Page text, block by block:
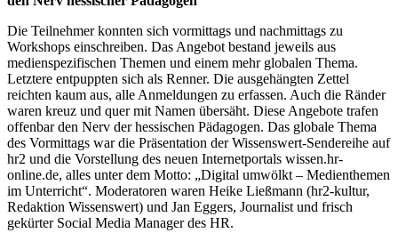
Die Teilnehmer konnten sich vormittags und nachmittags zu
Workshops einschreiben. Das Angebot bestand jeweils aus
medienspezifischen Themen und einem mehr globalen Thema.
Letztere entpuppten sich als Renner. Die ausgehängten Zettel
reichten kaum aus, alle Anmeldungen zu erfassen. Auch die Ränder
waren kreuz und quer mit Namen übersäht. Diese Angebote trafen
offenbar den Nerv der hessischen Pädagogen. Das globale Thema
des Vormittags war die Präsentation derWissenswert-Sendereihe auf
hr2 und die Vorstellung des neuen Internetportals wissen.hr-
online.de, alles unter dem Motto: „Digital umwölkt – Medienthemen
im Unterricht“. Modera­toren waren Heike Ließmann (hr2-kultur,
Redaktion Wissenswert) und Jan Eggers, Journalist und frisch
gekürter Social Media Manager des HR.